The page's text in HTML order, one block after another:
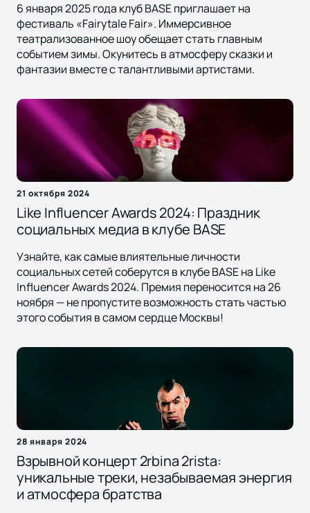
6 января 2025 года клуб BASE приглашает на
фестиваль «Fairytale Fair». Иммерсивное
театрализованное шоу обещает стать главным
событием зимы. Окунитесь в атмосферу сказки и
фантазии вместе с талантливыми артистами.
21 октября 2024
Like Influencer Awards 2024: Праздник
социальных медиа в клубе BASE
Узнайте, как самые влиятельные личности
социальных сетей соберутся в клубе BASE на Like
Influencer Awards 2024. Премия переносится на 26
ноября — не пропустите возможность стать частью
этого события в самом сердце Москвы!
28 января 2024
Взрывной концерт 2rbina 2rista:
уникальные треки, незабываемая энергия
и атмосфера братства